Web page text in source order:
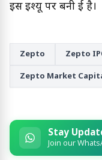
इस इश्यू पर बनी हुई है।
Zepto Zepto
Zepto Market
Stay
Join our